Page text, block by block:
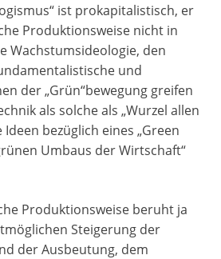
ist prokapitalistisch, er
Produktionsweise nicht in
Wachstumsideologie, den
und
der „Grün“bewegung greifen
als solche als „Wurzel allen
Ideen bezüglich eines „Green
Umbaus der Wirtschaft“
Produktionsweise beruht ja
Steigerung der
der Ausbeutung, dem